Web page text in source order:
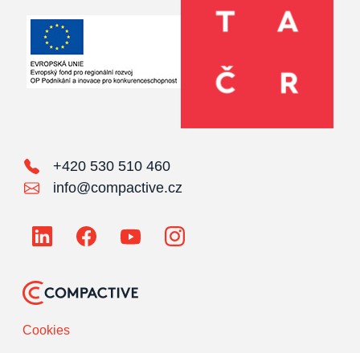
+420 530 510 460
info@compactive.cz
Cookies